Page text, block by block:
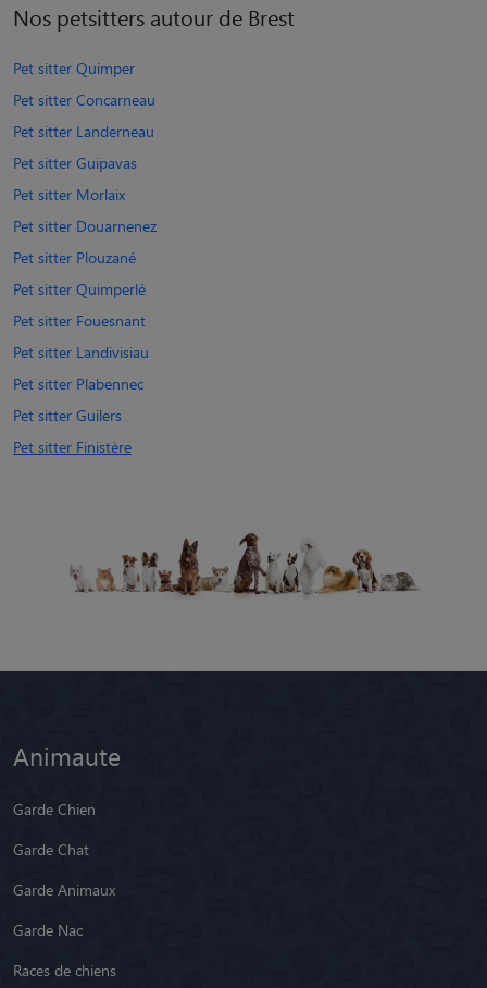
Nos petsitters autour de Brest
Pet sitter Quimper
Pet sitter Concarneau
Pet sitter Landerneau
Pet sitter Guipavas
Pet sitter Morlaix
Pet sitter Douarnenez
Pet sitter Plouzané
Pet sitter Quimperlé
Pet sitter Fouesnant
Pet sitter Landivisiau
Pet sitter Plabennec
Pet sitter Guilers
Pet sitter Finistère
Animaute
Garde Chien
Garde Chat
Garde Animaux
Garde Nac
Races de chiens